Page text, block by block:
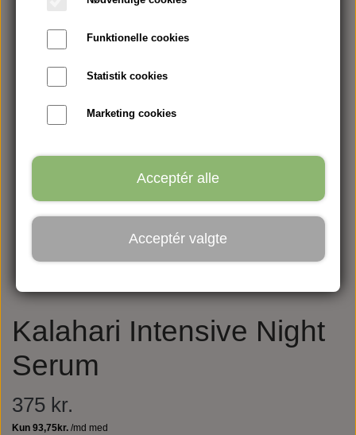
Kalahari Intensive Night
Serum
375 kr.
Funktionelle cookies
Statistik cookies
Marketing cookies
Acceptér alle
Acceptér valgte